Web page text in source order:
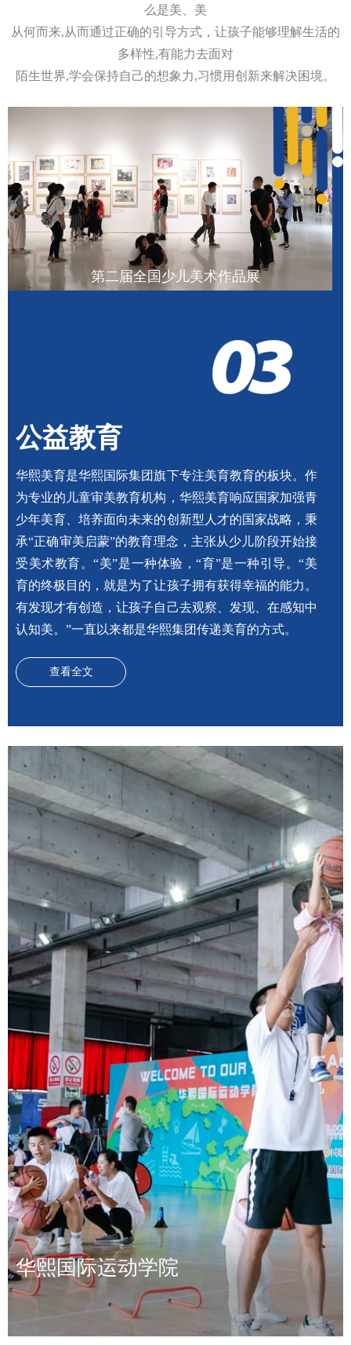
公益教育
华熙美育是华熙国际集团旗下专注美育教育的板块。作
为专业的儿童审美教育机构，华熙美育响应国家加强青
少年美育、培养面向未来的创新型人才的国家战略，秉
承“正确审美启蒙”的教育理念，主张从少儿阶段开始接
受美术教育。“美”是一种体验，“育”是一种引导。“美
育的终极目的，就是为了让孩子拥有获得幸福的能力。
有发现才有创造，让孩子自己去观察、发现、在感知中
认知美。”一直以来都是华熙集团传递美育的方式。
查看全文
第一届全国少儿美术作品展
华熙国际运动学院
么是美、美
从何而来,从而通过正确的引导方式，让孩子能够理解生活的
多样性,有能力去面对
陌生世界,学会保持自己的想象力,习惯用创新来解决困境。